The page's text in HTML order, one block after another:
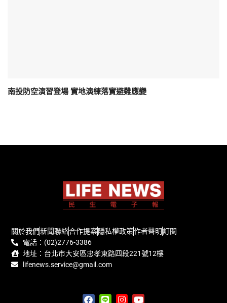
南投防空演習登場 實地演練落實避難應變
關於我們新聞聯絡合作提案隱私權政策作者聲明訂閱
電話：(02)2776-3386
地址：台北市大安區忠孝東路四段221號12樓
lifenews.service@gmail.com